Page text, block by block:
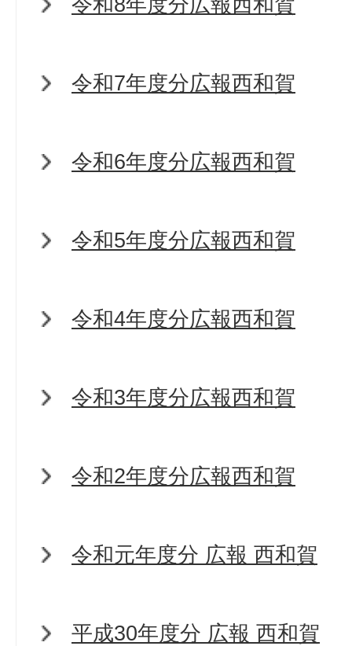
令和7年度分広報西和賀
令和6年度分広報西和賀
令和5年度分広報西和賀
令和4年度分広報西和賀
令和3年度分広報西和賀
令和2年度分広報西和賀
令和元年度分 広報 西和賀
平成30年度分 広報 西和賀